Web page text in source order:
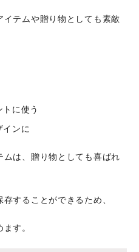
テムや贈り物としても素敵
に使う
インに
は、贈り物としても喜ばれ
することができるため、
す。